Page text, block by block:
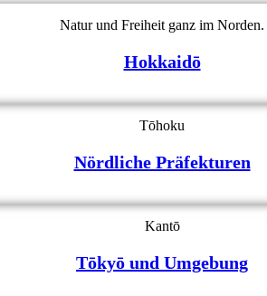
Natur und Freiheit ganz im Norden.
Hokkaidō
Tōhoku
Nördliche Präfekturen
Kantō
Tōkyō und Umgebung